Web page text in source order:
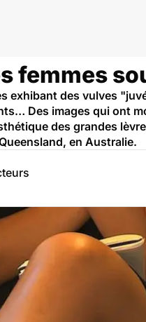
femmes
exhibant des vulves
Des images qui ont
des grandes
en Australie.